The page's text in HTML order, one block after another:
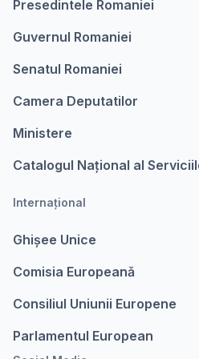
Presedintele Romaniei
Guvernul Romaniei
Senatul Romaniei
Camera Deputatilor
Ministere
Catalogul Național al
Internațional
Ghișee Unice
Comisia Europeanǎ
Consiliul Uniunii Europene
Parlamentul European